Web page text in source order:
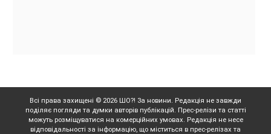
Всі права захищені © 2026 ШО?! За новини. Редакція не завжди
поділяє погляди та думки авторів публікацій. Прес-релізи та статті
можуть розміщуватися на комерційних умовах. Редакція не несе
відповідальності за інформацію, що міститься в прес-релізах та